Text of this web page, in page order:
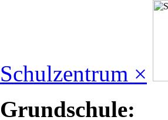
Schulzentrum ×
Grundschule: